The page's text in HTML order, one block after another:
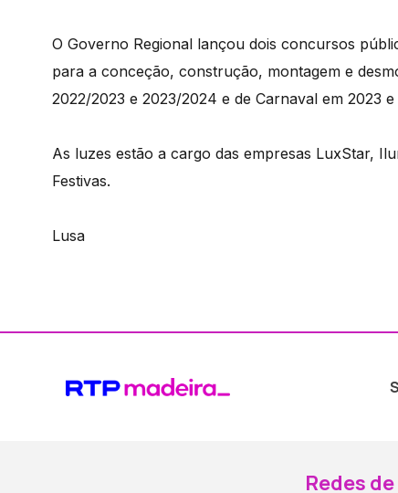
O Governo Regional lançou dois concursos
para a conceção, construção, montagem e
2022/2023 e 2023/2024 e de Carnaval em 2023 e
As luzes estão a cargo das empresas LuxStar,
Festivas.
Lusa
Redes